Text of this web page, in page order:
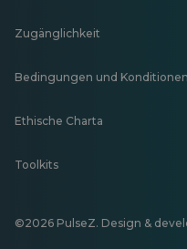
Zugänglichkeit
Bedingungen und Konditionen
Ethische Charta
Toolkits
©2026 PulseZ. Design &